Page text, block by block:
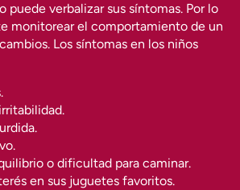
puede verbalizar sus síntomas. Por lo
monitorear el comportamiento de un
Los síntomas en los niños
o dificultad para caminar.
en sus juguetes favoritos.